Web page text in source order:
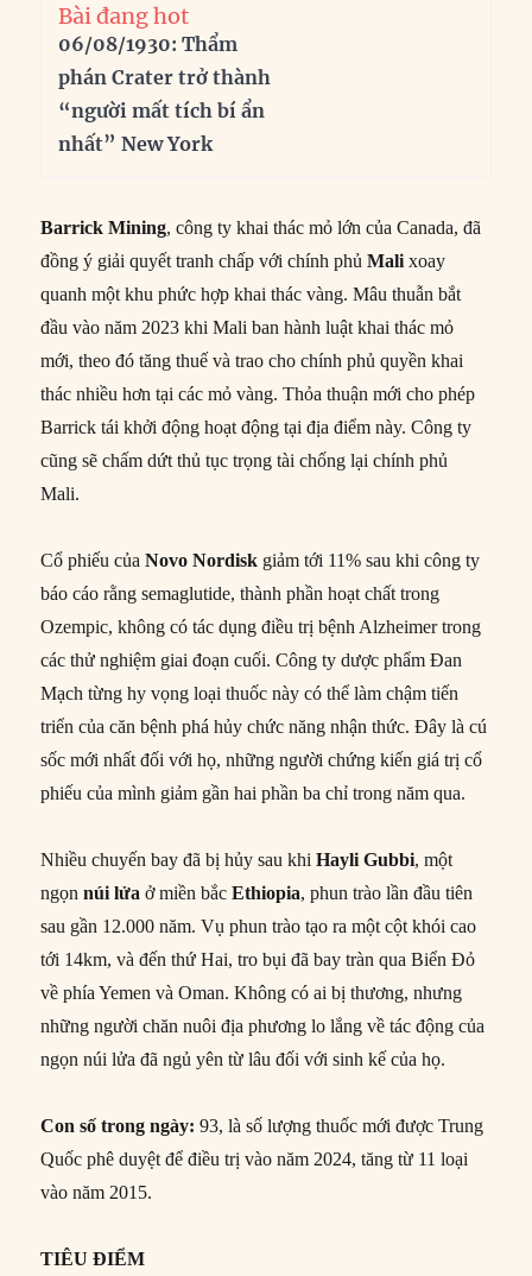
Bài đang hot
06/08/1930: Thẩm
phán Crater trở thành
“người mất tích bí ẩn
nhất” New York
Barrick Mining, công ty khai thác mỏ lớn của Canada, đã
đồng ý giải quyết tranh chấp với chính phủMali xoay
quanh một khu phức hợp khai thác vàng. Mâu thuẫn bắt
đầu vào năm 2023 khi Mali ban hành luật khai thác mỏ
mới, theo đó tăng thuế và trao cho chính phủ quyền khai
thác nhiều hơn tại các mỏ vàng. Thỏa thuận mới cho phép
Barrick tái khởi động hoạt động tại địa điểm này. Công ty
cũng sẽ chấm dứt thủ tục trọng tài chống lại chính phủ
Mali.
Cổ phiếu củaNovo Nordisk giảm tới 11% sau khi công ty
báo cáo rằng semaglutide, thành phần hoạt chất trong
Ozempic, không có tác dụng điều trị bệnh Alzheimer trong
các thử nghiệm giai đoạn cuối. Công ty dược phẩm Đan
Mạch từng hy vọng loại thuốc này có thể làm chậm tiến
triển của căn bệnh phá hủy chức năng nhận thức. Đây là cú
sốc mới nhất đối với họ, những người chứng kiến giá trị cổ
phiếu của mình giảm gần hai phần ba chỉ trong năm qua.
Nhiều chuyến bay đã bị hủy sau khiHayli Gubbi, một
ngọnnúi lửa ở miền bắcEthiopia, phun trào lần đầu tiên
sau gần 12.000 năm. Vụ phun trào tạo ra một cột khói cao
tới 14km, và đến thứ Hai, tro bụi đã bay tràn qua Biển Đỏ
về phía Yemen và Oman. Không có ai bị thương, nhưng
những người chăn nuôi địa phương lo lắng về tác động của
ngọn núi lửa đã ngủ yên từ lâu đối với sinh kế của họ.
Con số trong ngày: 93, là số lượng thuốc mới được Trung
Quốc phê duyệt để điều trị vào năm 2024, tăng từ 11 loại
vào năm 2015.
TIÊU ĐIỂM